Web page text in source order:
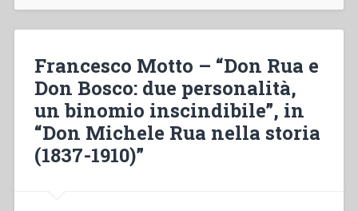
regolari.
Consultazione
per
una
congregazione
particolare”
Francesco Motto – “Don Rua e
Don Bosco: due personalità,
un binomio inscindibile”, in
“Don Michele Rua nella storia
(1837-1910)”